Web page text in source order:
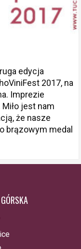
edycja
2017, na
Imprezie
jest nam
że nasze
brązowym medal